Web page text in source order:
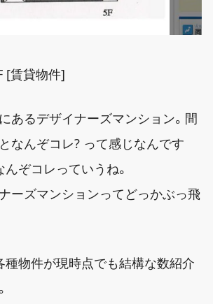
[賃貸物件]
あるデザイナーズマンション。間
なんぞコレ? って感じなんです
んぞコレっていうね。
ーズマンションってどっかぶっ飛
種物件が現時点でも結構な数紹介